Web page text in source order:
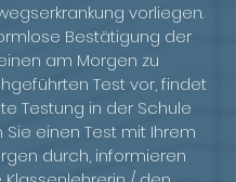
vorliegen.
Bestätigung der
am Morgen zu
Test vor, findet
Testung in der Schule
Sie einen Test mit Ihrem
durch, informieren